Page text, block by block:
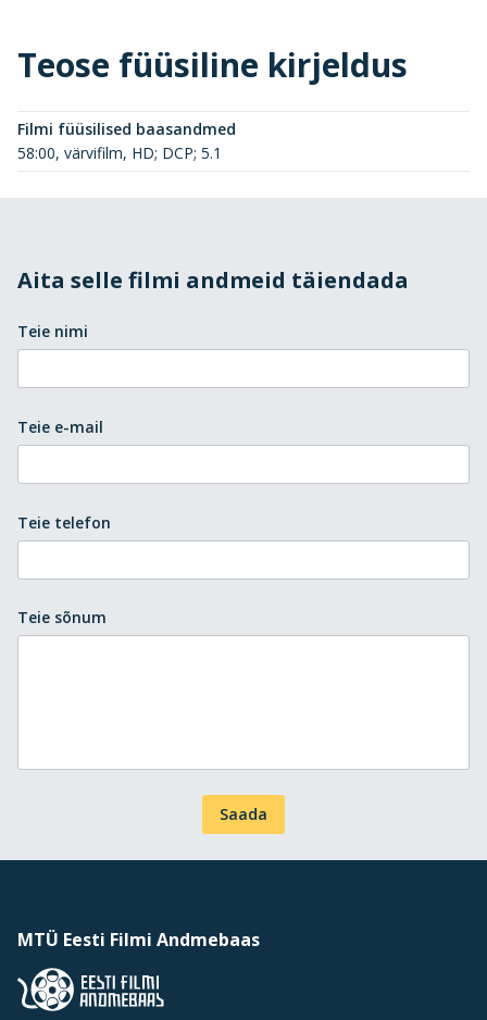
Teose füüsiline kirjeldus
Filmi füüsilised baasandmed
58:00, värvifilm, HD; DCP; 5.1
Aita selle filmi andmeid täiendada
Teie nimi
Teie e-mail
Teie telefon
Teie sõnum
Saada
MTÜ Eesti Filmi Andmebaas